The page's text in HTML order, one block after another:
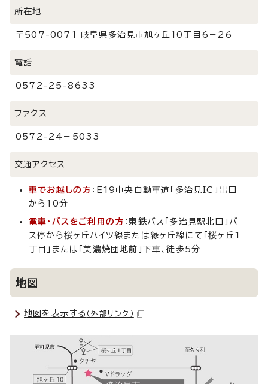
所在地
〒507-0071 岐阜県多治見市旭ヶ丘10丁目6－26
電話
0572-25-8633
ファクス
0572-24－5033
交通アクセス
車でお越しの方 ：E19中央自動車道「多治見IC」出口
から10分
電車・バスをご利用の方 ：東鉄バス「多治見駅北口」バ
ス停から桜ヶ丘ハイツ線または緑ヶ丘線にて「桜ヶ丘1
丁目」または「美濃焼団地前」下車、徒歩5分
地図
地図を表示する （外部リンク）